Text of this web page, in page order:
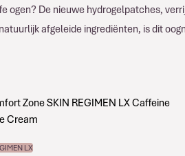
ogen? De nieuwe hydrogelpatches,
afgeleide ingrediënten, is dit
LX